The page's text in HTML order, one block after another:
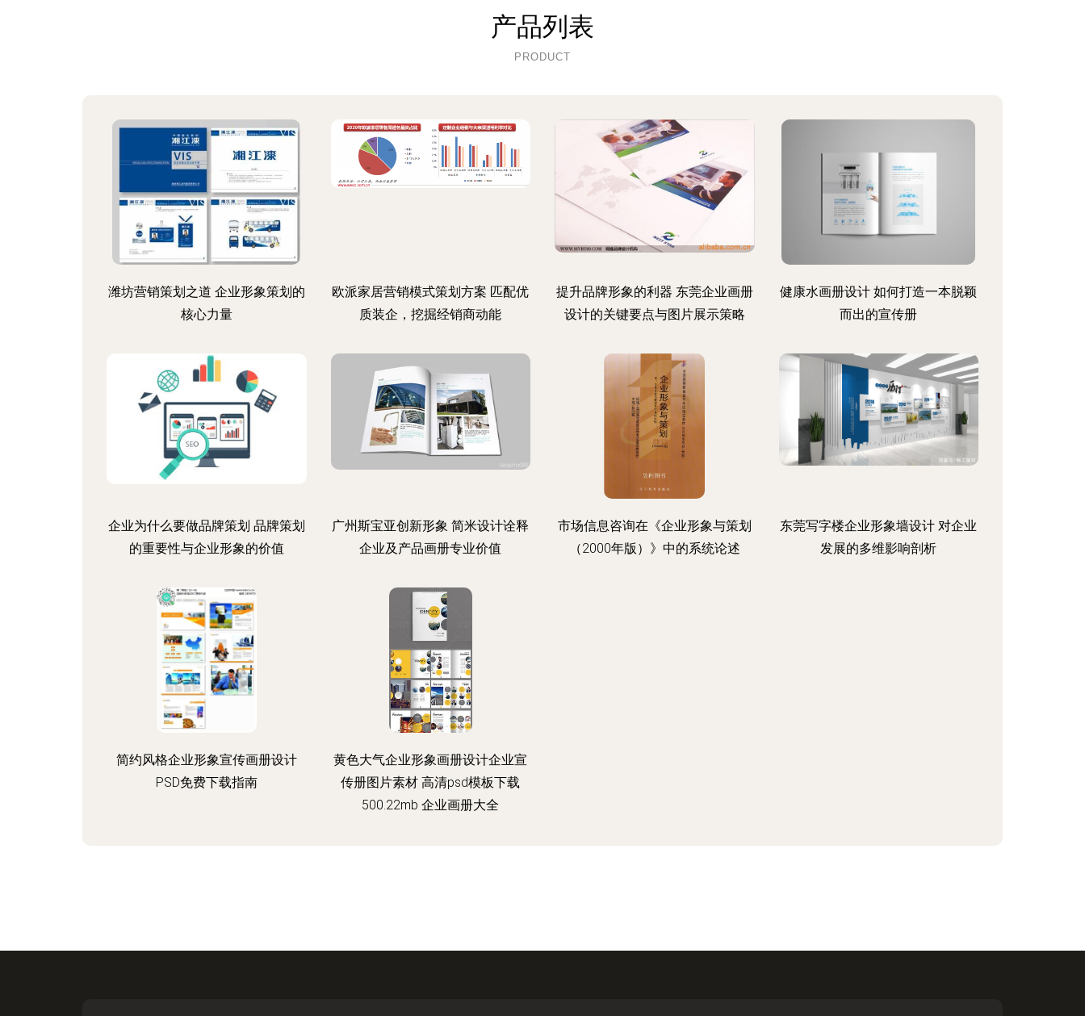
产品列表
PRODUCT
潍坊营销策划之道 企业形象策划的
核心力量
欧派家居营销模式策划方案 匹配优
质装企，挖掘经销商动能
提升品牌形象的利器 东莞企业画册
设计的关键要点与图片展示策略
健康水画册设计 如何打造一本脱颖
而出的宣传册
企业为什么要做品牌策划 品牌策划
的重要性与企业形象的价值
广州斯宝亚创新形象 简米设计诠释
企业及产品画册专业价值
市场信息咨询在《企业形象与策划
（2000年版）》中的系统论述
东莞写字楼企业形象墙设计 对企业
发展的多维影响剖析
简约风格企业形象宣传画册设计
PSD免费下载指南
黄色大气企业形象画册设计企业宣
传册图片素材 高清psd模板下载
500.22mb 企业画册大全